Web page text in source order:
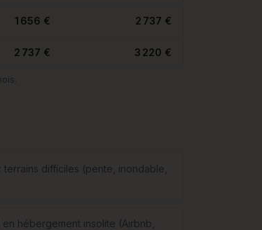
1 656 € 2 737 €
2 737 € 3 220 €
difficiles (pente, inondable,
hébergement insolite (Airbnb,